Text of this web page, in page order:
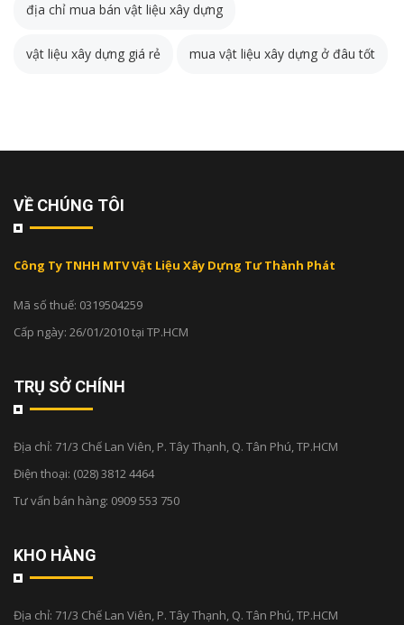
địa chỉ mua bán vật liệu xây dựng
vật liệu xây dựng giá rẻ mua vật liệu xây dựng ở đâu tốt
VỀ CHÚNG TÔI
Công Ty TNHH MTV Vật Liệu Xây Dựng Tư Thành Phát
Mã số thuế: 0319504259
Cấp ngày: 26/01/2010 tại TP.HCM
TRỤ SỞ CHÍNH
Địa chỉ: 71/3 Chế Lan Viên, P. Tây Thạnh, Q. Tân Phú, TP.HCM
Điện thoại: (028) 3812 4464
Tư vấn bán hàng: 0909 553 750
KHO HÀNG
Địa chỉ: 71/3 Chế Lan Viên, P. Tây Thạnh, Q. Tân Phú, TP.HCM